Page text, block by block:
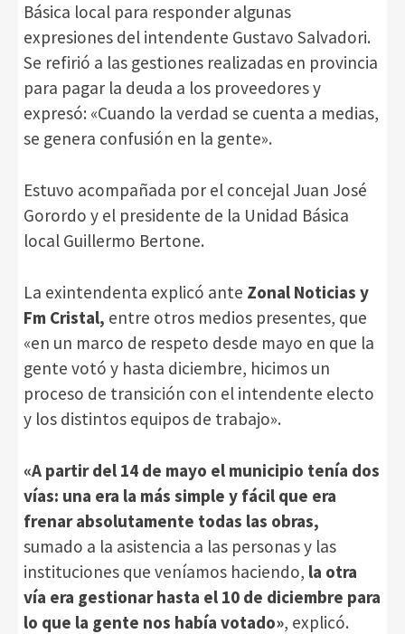
Básica local para responder algunas
expresiones del intendente Gustavo Salvadori.
Se refirió a las gestiones realizadas en provincia
para pagar la deuda a los proveedores y
expresó: «Cuando la verdad se cuenta a medias,
se genera confusión en la gente».
Estuvo acompañada por el concejal Juan José
Gorordo y el presidente de la Unidad Básica
local Guillermo Bertone.
La exintendenta explicó ante Zonal Noticias y
Fm Cristal, entre otros medios presentes, que
«en un marco de respeto desde mayo en que la
gente votó y hasta diciembre, hicimos un
proceso de transición con el intendente electo
y los distintos equipos de trabajo».
«A partir del 14 de mayo el municipio tenía dos
vías: una era la más simple y fácil que era
frenar absolutamente todas las obras,
sumado a la asistencia a las personas y las
instituciones que veníamos haciendo, la otra
vía era gestionar hasta el 10 de diciembre para
lo que la gente nos había votado», explicó.